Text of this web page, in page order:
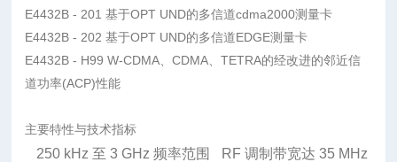
E4432B - 201 基于OPT UND的多信道cdma2000测量卡
E4432B - 202 基于OPT UND的多信道EDGE测量卡
E4432B - H99 W-CDMA、CDMA、TETRA的经改进的邻近信
道功率(ACP)性能
主要特性与技术指标
250 kHz 至 3 GHz 频率范围
RF 调制带宽达 35 MHz